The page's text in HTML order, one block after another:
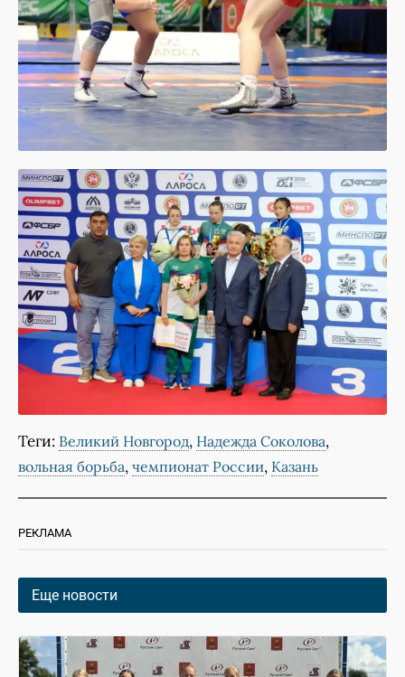
Теги: Великий Новгород, Надежда Соколова,
вольная борьба, чемпионат России, Казань
РЕКЛАМА
Еще новости